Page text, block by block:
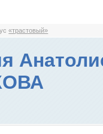
«трастовый»